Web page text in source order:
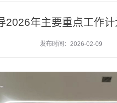
2026年主要重点工作
发布时间：2026-02-09